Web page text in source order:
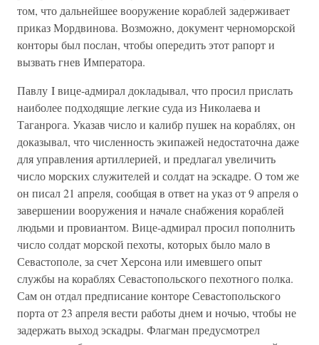
том, что дальнейшее вооружение кораблей задерживает
приказ Мордвинова. Возможно, документ черноморской
конторы был послан, чтобы опередить этот рапорт и
вызвать гнев Императора.
Павлу I вице-адмирал докладывал, что просил прислать
наиболее подходящие легкие суда из Николаева и
Таганрога. Указав число и калибр пушек на кораблях, он
доказывал, что численность экипажей недостаточна даже
для управления артиллерией, и предлагал увеличить
число морских служителей и солдат на эскадре. О том же
он писал 21 апреля, сообщая в ответ на указ от 9 апреля о
завершении вооружения и начале снабжения кораблей
людьми и провиантом. Вице-адмирал просил пополнить
число солдат морской пехоты, которых было мало в
Севастополе, за счет Херсона или имевшего опыт
службы на кораблях Севастопольского пехотного полка.
Сам он отдал предписание конторе Севастопольского
порта от 23 апреля вести работы днем и ночью, чтобы не
задержать выход эскадры. Флагман предусмотрел